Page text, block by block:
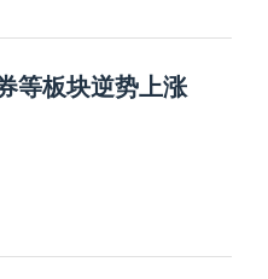
等板块逆势上涨